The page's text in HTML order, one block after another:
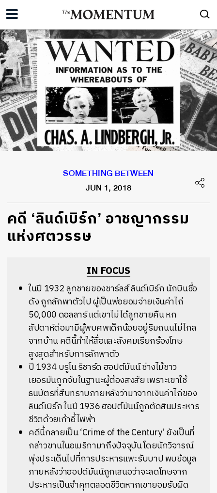
SOMETHING BETWEEN
JUN 1, 2018
คดี ‘ลินด์เบิร์ก’ อาชญากรรม
แห่งศตวรรษ
IN FOCUS
ในปี 1932 ลูกชายของชาร์ลส์ ลินด์เบิร์ก นักบินชื่อ
ดัง ถูกลักพาตัวไป ผู้เป็นพ่อยอมจ่ายเงินค่าไถ่
50,000 ดอลลาร์ แต่เขาไม่ได้ลูกชายคืน หก
สัปดาห์ต่อมามีผู้พบศพเด็กน้อยอยู่ริมถนนไม่ไกล
จากบ้าน คดีนี้ทำให้สื่อและสังคมเรียกร้องโทษ
สูงสุดสำหรับการลักพาตัว
ปี 1934 บรูโน ริชาร์ด ฮอปต์มันน์ ช่างไม้ชาว
เยอรมันถูกจับในฐานะผู้ต้องสงสัย เพราะเขาใช้
ธนบัตรที่สืบทราบภายหลังว่ามาจากเงินค่าไถ่ของ
ลินด์เบิร์ก ในปี 1936 ฮอปต์มันน์ถูกตัดสินประหาร
ชีวิตด้วยเก้าอี้ไฟฟ้า
คดีนี้กลายเป็น ‘Crime of the Century’ ยังเป็นที่
กล่าวขานในอเมริกามาถึงปัจจุบัน โดยนักวิจารณ์
พุ่งประเด็นไปที่การประหารแพะรับบาป พบข้อมูล
ภายหลังว่าฮอปต์มันน์ถูกเสนอว่าจะลดโทษจาก
ประหารเป็นจำคุกตลอดชีวิตหากเขายอมรับผิด